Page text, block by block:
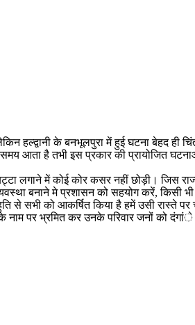
हल्द्वानी के बनभूलपुरा में हुई घटना बेहद ही
समय आता है तभी इस प्रकार की प्रायोजित
लगाने में कोई कोर कसर नहीं छोड़ी। जिस
बनाने मे प्रशासन को सहयोग करें, किसी भी
से सभी को आकर्षित किया है हमें उसी रास्ते
के नाम पर भ्रमित कर उनके परिवार जनों को